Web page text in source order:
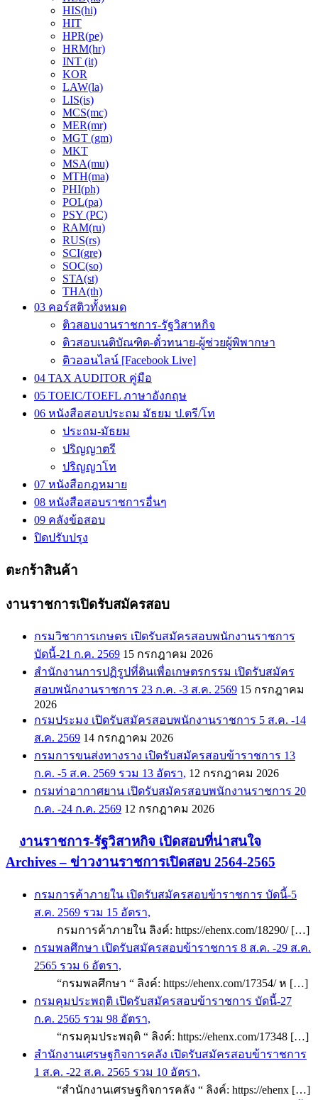
HIS(hi)
HIT
HPR(pe)
HRM(hr)
INT (it)
KOR
LAW(la)
LIS(is)
MCS(mc)
MER(mr)
MGT (gm)
MKT
MSA(mu)
MTH(ma)
PHI(ph)
POL(pa)
PSY (PC)
RAM(ru)
RUS(rs)
SCI(gre)
SOC(so)
STA(st)
THA(th)
03 คอร์สติวทั้งหมด
ติวสอบงานราชการ-รัฐวิสาหกิจ
ติวสอบเนติบัณฑิต-ตั๋วทนาย-ผู้ช่วยผู้พิพากษา
ติวออนไลน์ [Facebook Live]
04 TAX AUDITOR คู่มือ
05 TOEIC/TOEFL ภาษาอังกฤษ
06 หนังสือสอบประถม มัธยม ป.ตรี/โท
ประถม-มัธยม
ปริญญาตรี
ปริญญาโท
07 หนังสือกฎหมาย
08 หนังสือสอบราชการอื่นๆ
09 คลังข้อสอบ
ปิดปรับปรุง
ตะกร้าสินค้า
งานราชการเปิดรับสมัครสอบ
กรมวิชาการเกษตร เปิดรับสมัครสอบพนักงานราชการ
บัดนี้-21 ก.ค. 2569 15 กรกฎาคม 2026
สำนักงานการปฏิรูปที่ดินเพื่อเกษตรกรรม เปิดรับสมัคร
สอบพนักงานราชการ 23 ก.ค. -3 ส.ค. 2569 15 กรกฎาคม
2026
กรมประมง เปิดรับสมัครสอบพนักงานราชการ 5 ส.ค. -14
ส.ค. 2569 14 กรกฎาคม 2026
กรมการขนส่งทางราง เปิดรับสมัครสอบข้าราชการ 13
ก.ค. -5 ส.ค. 2569 รวม 13 อัตรา, 12 กรกฎาคม 2026
กรมท่าอากาศยาน เปิดรับสมัครสอบพนักงานราชการ 20
ก.ค. -24 ก.ค. 2569 12 กรกฎาคม 2026
งานราชการ-รัฐวิสาหกิจ เปิดสอบที่น่าสนใจ
Archives – ข่าวงานราชการเปิดสอบ 2564-2565
กรมการค้าภายใน เปิดรับสมัครสอบข้าราชการ บัดนี้-5
ส.ค. 2569 รวม 15 อัตรา,
กรมการค้าภายใน ลิงค์: https://ehenx.com/18290/ […]
กรมพลศึกษา เปิดรับสมัครสอบข้าราชการ 8 ส.ค. -29 ส.ค.
2565 รวม 6 อัตรา,
“กรมพลศึกษา “ ลิงค์: https://ehenx.com/17354/ ห […]
กรมคุมประพฤติ เปิดรับสมัครสอบข้าราชการ บัดนี้-27
ก.ค. 2565 รวม 98 อัตรา,
“กรมคุมประพฤติ “ ลิงค์: https://ehenx.com/17348 […]
สำนักงานเศรษฐกิจการคลัง เปิดรับสมัครสอบข้าราชการ
1 ส.ค. -22 ส.ค. 2565 รวม 10 อัตรา,
“สำนักงานเศรษฐกิจการคลัง “ ลิงค์: https://ehenx […]